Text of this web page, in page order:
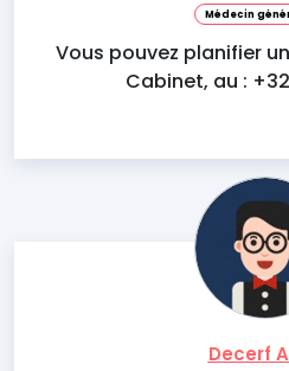
Médecin
Vous pouvez planifier
Cabinet, au :
Decerf